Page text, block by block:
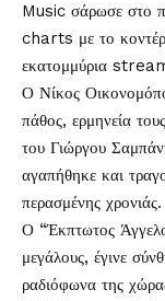
Music σάρωσε στο
charts με το κοντέρ
εκατομμύρια
Ο Νίκος
πάθος, ερμηνεία
του Γιώργου
αγαπήθηκε και
περασμένης χρονιάς.
Ο “Έκπτωτος
μεγάλους, έγινε
ραδιόφωνα της